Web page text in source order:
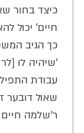
כיצד בחור
חיים' יכול
כך הגיב
'שיהיה לו
עבודת
שאול דובער
ר'שלמה